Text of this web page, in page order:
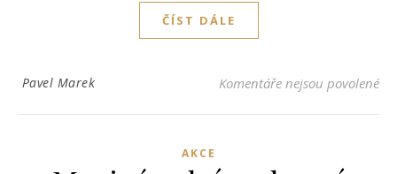
ČÍST DÁLE
Pavel Marek Komentáře nejsou povolenéu
AKCE